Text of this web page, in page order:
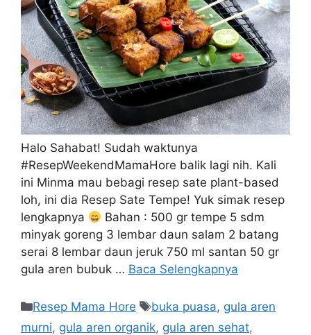
Halo Sahabat! Sudah waktunya
#ResepWeekendMamaHore balik lagi nih. Kali
ini Minma mau bebagi resep sate plant-based
loh, ini dia Resep Sate Tempe! Yuk simak resep
lengkapnya
Bahan : 500 gr tempe 5 sdm
minyak goreng 3 lembar daun salam 2 batang
serai 8 lembar daun jeruk 750 ml santan 50 gr
gula aren bubuk … Baca Selengkapnya
Resep Mama Hore buka puasa, gula aren
murni, gula aren organik, gula aren sehat,